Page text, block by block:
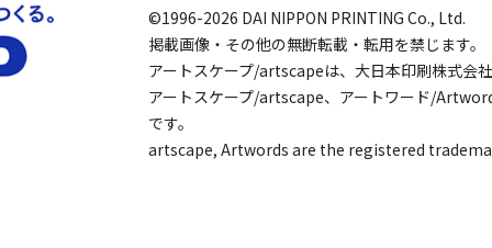
©1996-2026 DAI NIPPON PRINTING Co., Ltd.
掲載画像・その他の無断転載・転用を禁じます。
アートスケープ/artscapeは、大日本印刷株式会社
アートスケープ/artscape、アートワード/
です。
artscape, Artwords are the registered